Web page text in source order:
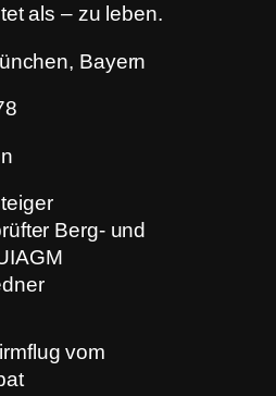
als – zu leben.
Bayern
Berg- und